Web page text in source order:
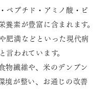
ペプチド・アミノ酸・ビ
素が豊富に含まれます。
肥満などといった現代病
われています。
物繊維や、米のデンプン
境が整い、お通じの改善